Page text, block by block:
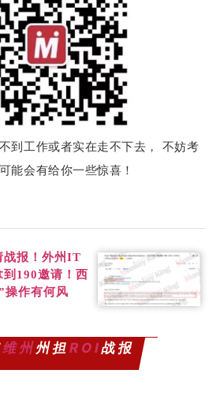
到工作或者实在走不下去， 不妨考
可能会有给你一些惊喜！
战报！外州IT
190邀请！ 西
操作有何风
维州州担ROI战报